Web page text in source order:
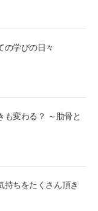
の学びの日々
も変わる？ ～肋骨と
持ちをたくさん頂き